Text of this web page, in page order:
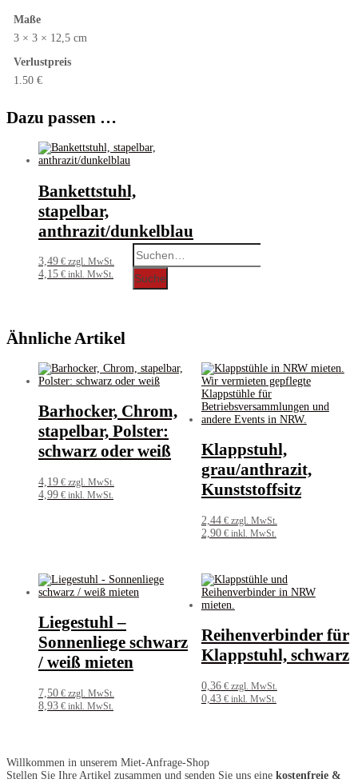
Search
for:
Suche
Maße
3 × 3 × 12,5 cm
Verlustpreis
1.50 €
Dazu passen …
Bankettstuhl,
stapelbar,
anthrazit/dunkelblau
3,49 € zzgl. MwSt.
4,15 € inkl. MwSt.
Ähnliche Artikel
Barhocker, Chrom,
stapelbar, Polster:
schwarz oder weiß
4,19 € zzgl. MwSt.
4,99 € inkl. MwSt.
Klappstuhl,
grau/anthrazit,
Kunststoffsitz
2,44€ zzgl. MwSt.
2,90€ inkl. MwSt.
Liegestuhl –
Sonnenliege schwarz
/ weiß mieten
7,50 € zzgl. MwSt.
8,93 € inkl. MwSt.
Reihenverbinder für
Klappstuhl, schwarz
0,36€ zzgl. MwSt.
0,43€ inkl. MwSt.
Willkommen in unserem Miet-Anfrage-Shop
Stellen Sie Ihre Artikel zusammen und senden Sie uns eine kostenfreie &